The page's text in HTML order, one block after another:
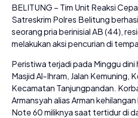
BELITUNG – Tim Unit Reaksi
Satreskrim Polres Belitung
seorang pria berinisial AB (44),
melakukan aksi pencurian di
Peristiwa terjadi pada Minggu dini
Masjid Al-Ihram, Jalan Kemuning,
Kecamatan Tanjungpandan.
Armansyah alias Arman
Note 60 miliknya saat tertidur di